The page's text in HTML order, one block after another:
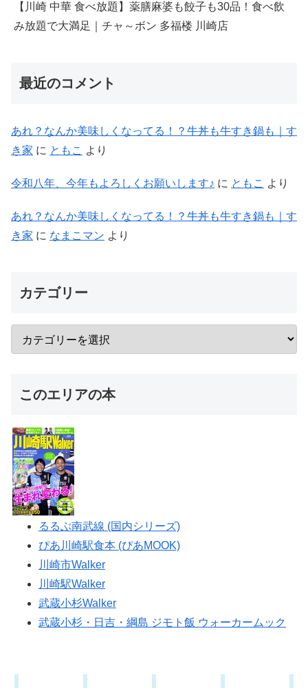
【川崎 中華 食べ放題】薬膳麻婆も餃子も30品！食べ飲
み放題で大満足｜チャ～ボン 多福楼 川崎店
最近のコメント
あれ？なんか美味しくなってる！？牛丼も牛すき鍋も｜す
き家 に ともこ より
令和八年、今年もよろしくお願いします♪ に ともこ より
あれ？なんか美味しくなってる！？牛丼も牛すき鍋も｜す
き家 に なまこマン より
カテゴリー
このエリアの本
るるぶ南武線 (国内シリーズ)
ぴあ川崎駅食本 (ぴあMOOK)
川崎市Walker
川崎駅Walker
武蔵小杉Walker
武蔵小杉・日吉・綱島 ジモト飯 ウォーカームック